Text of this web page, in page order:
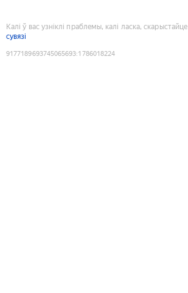
Калі ў вас узніклі праблемы, калі ласка, скарыстайце
сувязі
9177189693745065693:1786018224